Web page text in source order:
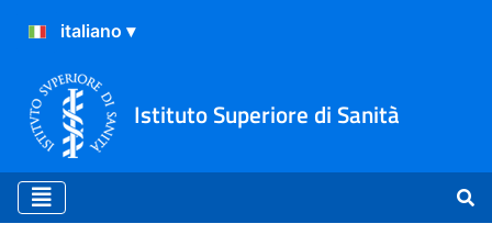
Istituto Superiore di Sanità